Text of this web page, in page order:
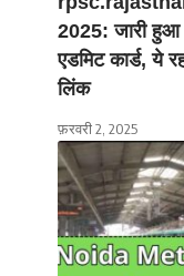
2025: जारी हुआ
एडमिट कार्ड, ये
लिंक
फ़रवरी 2, 2025